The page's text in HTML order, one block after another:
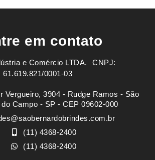
em contato
e Comércio LTDA. ㅤㅤㅤ CNPJ:
61.619.821/0001-03
Vergueiro, 3904 - Rudge Ramos - São
do Campo - SP - CEP 09602-000
(11) 4368-2400
(11) 4368-2400